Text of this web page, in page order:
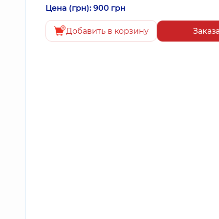
Цена (грн): 900 грн
Добавить в корзину